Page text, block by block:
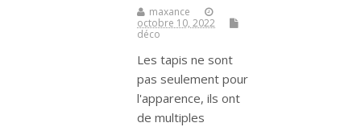
maxance
octobre 10, 2022
déco
Les tapis ne sont
pas seulement pour
l'apparence, ils ont
de multiples